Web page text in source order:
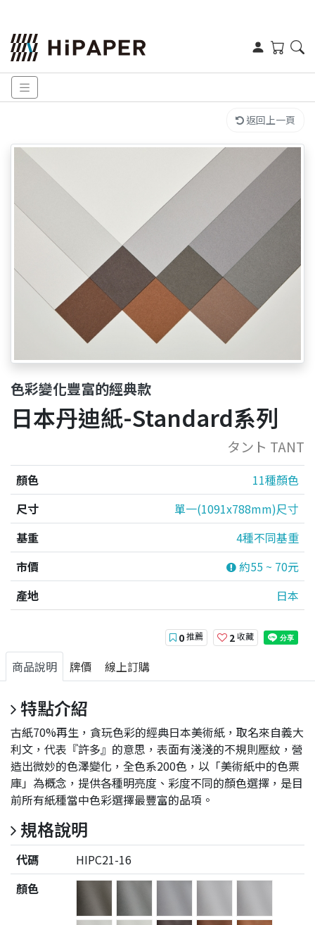
返回上一頁
色彩變化豐富的經典款
日本丹迪紙-Standard系列
タント TANT
顏色
11種顏色
尺寸
單一(1091x788mm)尺寸
基重
4種不同基重
市價
約55 ~ 70元
產地
日本
0推薦 2 收藏
商品說明 牌價 線上訂購
特點介紹
古紙70%再生，貪玩色彩的經典日本美術紙，取名來自義大
利文，代表『許多』的意思，表面有淺淺的不規則壓紋，營
造出微妙的色澤變化，全色系200色，以「美術紙中的色票
庫」為概念，提供各種明亮度、彩度不同的顏色選擇，是目
前所有紙種當中色彩選擇最豐富的品項。
規格說明
代碼
HIPC21-16
顏色